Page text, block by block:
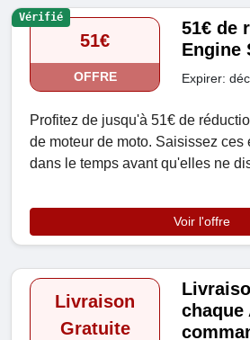
51€
OFFRE
51€ de
Engine
Expirer:
Profitez de jusqu'à 51€ de
de moteur de moto. Saisissez ces
dans le temps avant qu'elles ne
Voir l'offre
Vérifié
Livraison
Gratuite
chaque